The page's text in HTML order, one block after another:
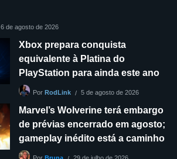
6 de agosto de 2026
Xbox prepara conquista
equivalente à Platina do
PlayStation para ainda este ano
Por RodLink 5 de agosto de 2026
Marvel’s Wolverine terá embargo
de prévias encerrado em agosto;
gameplay inédito está a caminho
29 de julho de 2026